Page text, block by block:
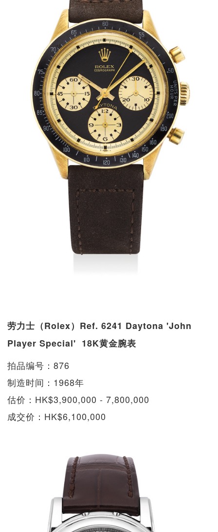
劳力士（Rolex）Ref. 6241 Daytona 'John
Player Special' 18K黄金腕表
拍品编号：876
制造时间：1968年
估价：HK$3,900,000 - 7,800,000
成交价：HK$6,100,000